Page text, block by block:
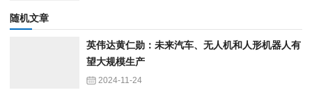
随机文章
英伟达黄仁勋：未来汽车、无人机和人形机器人有
望大规模生产
2024-11-24